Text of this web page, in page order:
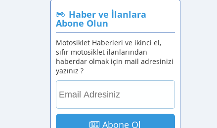
Haber ve İlanlara
Abone Olun
Motosiklet Haberleri ve ikinci el,
sıfır motosiklet ilanlarından
haberdar olmak için mail adresinizi
yazınız ?
Abone Ol